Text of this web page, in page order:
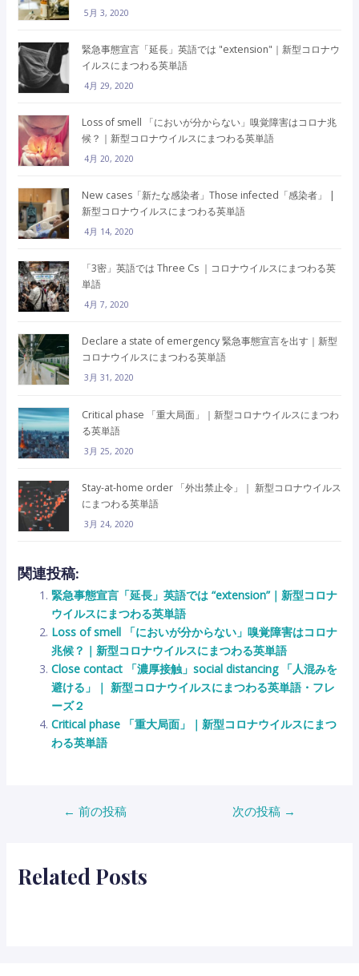
5月 3, 2020
緊急事態宣言「延長」英語では "extension"｜新型コロナウ
イルスにまつわる英単語
4月 29, 2020
Loss of smell 「においが分からない」嗅覚障害はコロナ兆
候？｜新型コロナウイルスにまつわる英単語
4月 20, 2020
New cases「新たな感染者」Those infected「感染者」 |
新型コロナウイルスにまつわる英単語
4月 14, 2020
「3密」英語では Three Cs ｜コロナウイルスにまつわる英
単語
4月 7, 2020
Declare a state of emergency 緊急事態宣言を出す｜新型
コロナウイルスにまつわる英単語
3月 31, 2020
Critical phase 「重大局面」｜新型コロナウイルスにまつわ
る英単語
3月 25, 2020
Stay-at-home order 「外出禁止令」｜ 新型コロナウイルス
にまつわる英単語
3月 24, 2020
関連投稿:
緊急事態宣言「延長」英語では “extension”｜新型コロナ
ウイルスにまつわる英単語
Loss of smell 「においが分からない」嗅覚障害はコロナ
兆候？｜新型コロナウイルスにまつわる英単語
Close contact 「濃厚接触」social distancing 「人混みを
避ける」｜ 新型コロナウイルスにまつわる英単語・フレ
ーズ２
Critical phase 「重大局面」｜新型コロナウイルスにまつ
わる英単語
ビ
ゲ
← 前の投稿 次の投稿 →
Related Posts